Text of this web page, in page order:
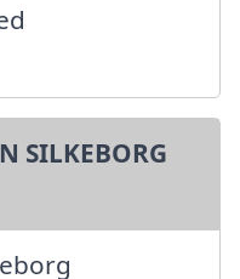
SILKEBORG